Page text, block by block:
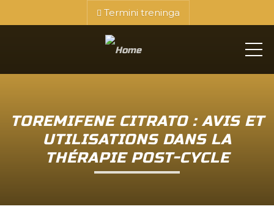
Termini treninga
TOREMIFENE CITRATO : AVIS ET
UTILISATIONS DANS LA
THÉRAPIE POST-CYCLE